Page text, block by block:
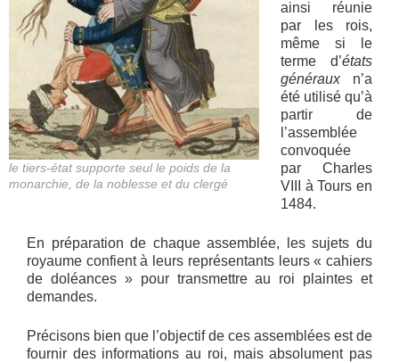
le tiers-état supporte seul le poids de la
monarchie, de la noblesse et du clergé
ainsi réunie
par les rois,
même si le
terme d’états
générauxn’a
été utilisé qu’à
partir de
l’assemblée
convoquée
par Charles
VIII à Tours en
1484.
En préparation de chaque assemblée, les sujets du
royaume confient à leurs représentants leurs « cahiers
de doléances » pour transmettre au roi plaintes et
demandes.
Précisons bien que l’objectif de ces assemblées est de
fournir des informations au roi, mais absolument pas